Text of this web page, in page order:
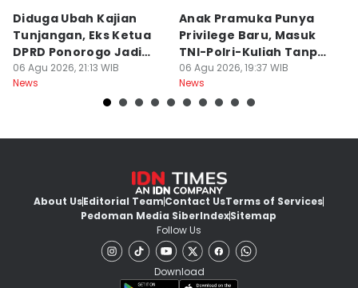
Diduga Ubah Kajian
Tunjangan, Eks Ketua
DPRD Ponorogo Jadi
Tersangka
06 Agu 2026, 21:13 WIB
News
Anak Pramuka Punya
Privilege Baru, Masuk
TNI-Polri-Kuliah Tanpa
Tes
06 Agu 2026, 19:37 WIB
News
About UsEditorial TeamContact UsTerms of Services
Pedoman Media SiberIndexSitemap
Follow Us
Download